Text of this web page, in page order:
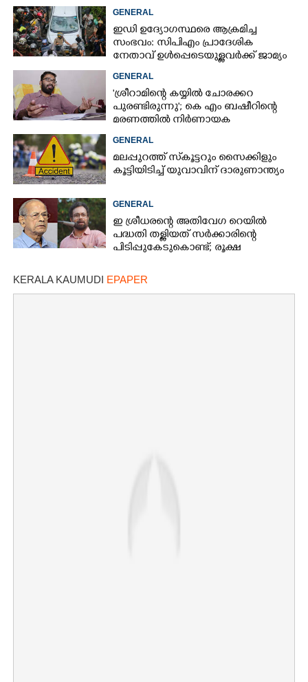
GENERAL
ഇഡി ഉദ്യോഗസ്ഥരെ ആക്രമിച്ച
സംഭവം: സിപിഎം പ്രാദേശിക
നേതാവ് ഉൾപ്പെടെയുള്ളവർക്ക് ജാമ്യം
GENERAL
'ശ്രീറാമിന്റെ കയ്യിൽ ചോരക്കറ
പുരണ്ടിരുന്നു'; കെ എം ബഷീറിന്റെ
മരണത്തിൽ നിർണായക
GENERAL
മലപ്പുറത്ത് സ്‌കൂട്ടറും സൈക്കിളും
കൂട്ടിയിടിച്ച് യുവാവിന് ദാരുണാന്ത്യം
GENERAL
ഇ ശ്രീധരന്റെ അതിവേഗ റെയിൽ
പദ്ധതി തള്ളിയത് സർക്കാരിന്റെ
പിടിപ്പുകേടുകൊണ്ട്; രൂക്ഷ
KERALA KAUMUDI EPAPER